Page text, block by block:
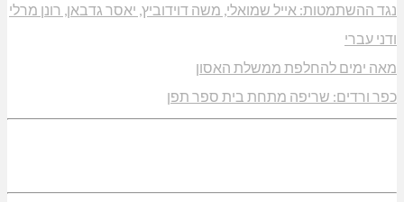
נגד ההשתמטות: אייל שמואלי, משה דוידוביץ, יאסר גדבאן, רונן מרלי
ודני עברי
מאה ימים להחלפת ממשלת האסון
כפר ורדים: שריפה מתחת בית ספר תפן